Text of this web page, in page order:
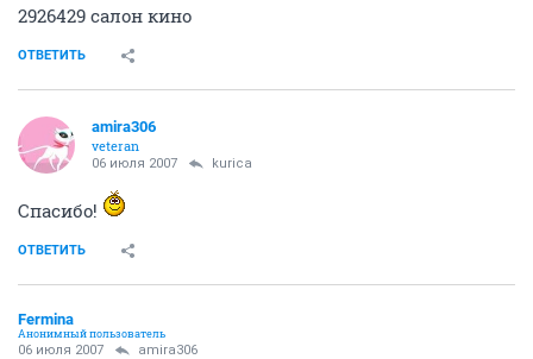
2926429 салон кино
ОТВЕТИТЬ
amira306
veteran
06 июля 2007 kurica
Спасибо!
ОТВЕТИТЬ
Fermina
Анонимный пользователь
06 июля 2007 amira306